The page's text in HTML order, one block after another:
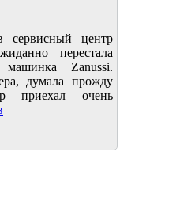
сервисный центр
перестала
машинка Zanussi.
думала прожду
приехал очень